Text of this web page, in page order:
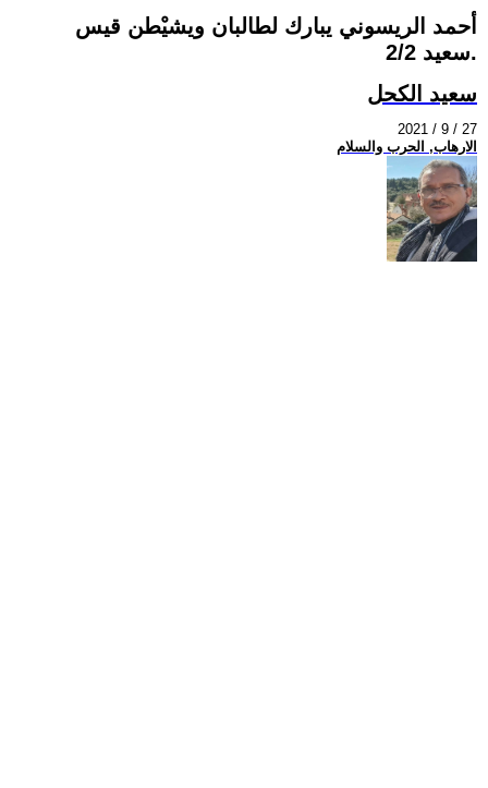
أحمد الريسوني يبارك لطالبان ويشيْطن قيس
سعيد 2/2.
سعيد الكحل
2021 / 9 / 27
الارهاب, الحرب والسلام